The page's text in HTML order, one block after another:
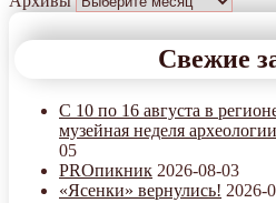
Свежие
С 10 по 16 августа в
музейная неделя
05
PROпикник 2026-08-03
«Ясенки» вернулись! 2026-